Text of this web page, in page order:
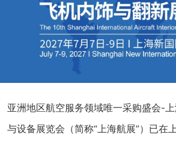
亚洲地区航空服务领域唯一采购盛会-
与设备展览会（简称“上海航展”）已在